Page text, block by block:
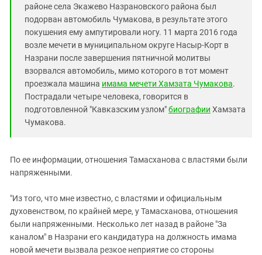
районе села Экажево Назрановского района был
подорван автомобиль Чумакова, в результате этого
покушения ему ампутировали ногу. 11 марта 2016 года
возле мечети в муниципальном округе Насыр-Корт в
Назрани после завершения пятничной молитвы
взорвался автомобиль, мимо которого в тот момент
проезжала машина имама мечети Хамзата Чумакова.
Пострадали четыре человека, говорится в
подготовленной "Кавказским узлом"биографии Хамзата
Чумакова.
По ее информации, отношения Тамасханова с властями были
напряженными.
"Из того, что мне известно, с властями и официальным
духовенством, по крайней мере, у Тамасханова, отношения
были напряженными. Несколько лет назад в районе "За
каналом" в Назрани его кандидатура на должность имама
новой мечети вызвала резкое неприятие со стороны